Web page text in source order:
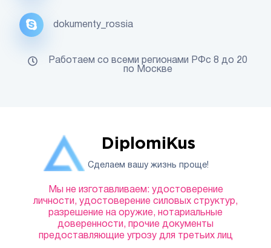
DiplomiKus
Сделаем вашу жизнь проще!
Мы не изготавливаем: удостоверение
личности, удостоверение силовых структур,
разрешение на оружие, нотариальные
доверенности, прочие документы
предоставляющие угрозу для третьих лиц
dokumenty_rossia
Работаем со всеми регионами РФс 8 до 20
по Москве